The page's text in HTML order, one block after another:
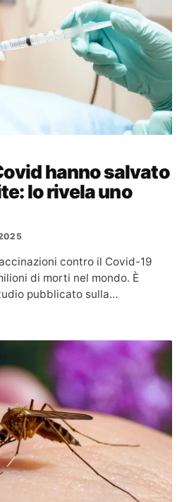
hanno salvato
lo rivela uno
contro il Covid-19
di morti nel mondo. È
pubblicato sulla…